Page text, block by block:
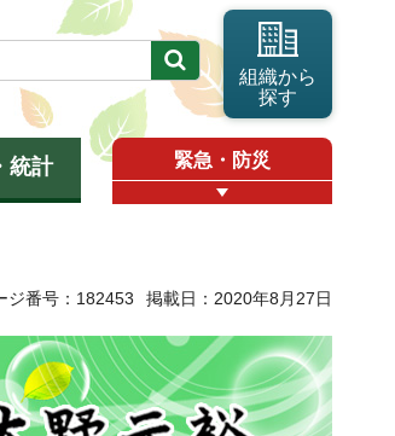
組織から
探す
統計 緊急・防災
ジ番号：182453 掲載日：2020年8月27日